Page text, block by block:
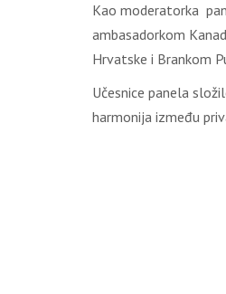
Kao moderatorka
ambasadorkom
Hrvatske i Brankom
Učesnice panela
harmonija između